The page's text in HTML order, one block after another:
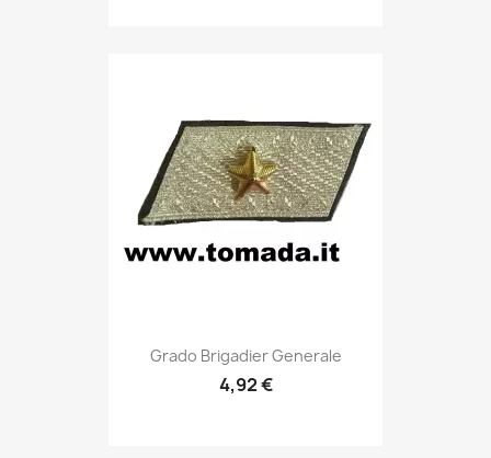
Anteprima
Grado Brigadier Generale
4,92 €